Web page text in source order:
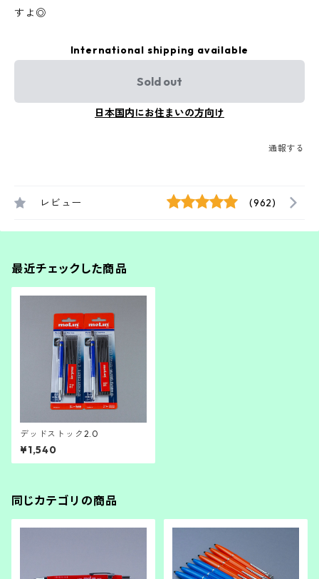
すよ◎
International shipping available
Sold out
日本国内にお住まいの方向け
通報する
レビュー (962)
最近チェックした商品
デッドストック2.0
¥1,540
同じカテゴリの商品